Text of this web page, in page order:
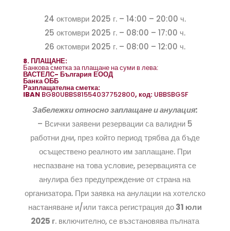
24 октомври 2025 г. – 14:00 – 20:00 ч.
25 октомври 2025 г. – 08:00 – 17:00 ч.
26 октомври 2025 г. – 08:00 – 12:00 ч.
8. ПЛАЩАНЕ:
Банкова сметка за плащане на суми в лева:
ВАСТЕЛС- България ЕООД
Банка ОББ
Разплащателна сметка:
IBAN BG80UBBS81554037752800, код: UBBSBGSF
Забележки относно заплащане и анулация:
– Всички заявени резервации са валидни 5
работни дни, през който период трябва да бъде
осъществено реалното им заплащане. При
неспазване на това условие, резервацията се
анулира без предупреждение от страна на
организатора. При заявка на анулации на хотелско
настаняване и/или такса регистрация до31 юли
2025 г. включително, се възстановява пълната